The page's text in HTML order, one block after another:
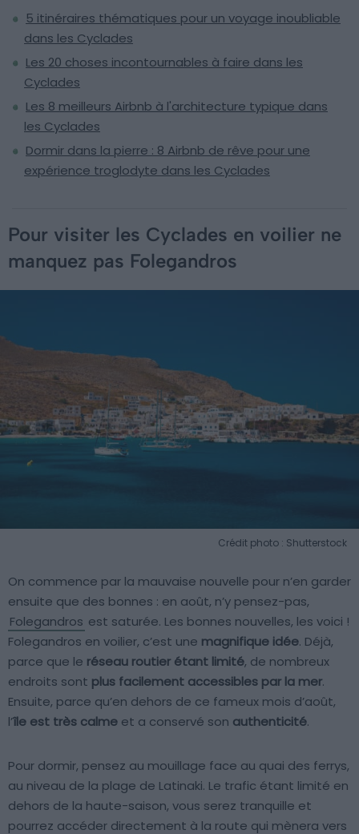
5 itinéraires thématiques pour un voyage inoubliable
dans les Cyclades
Les 20 choses incontournables à faire dans les
Cyclades
Les 8 meilleurs Airbnb à l'architecture typique dans
les Cyclades
Dormir dans la pierre : 8 Airbnb de rêve pour une
expérience troglodyte dans les Cyclades
Pour visiter les Cyclades en voilier ne
manquez pas Folegandros
Crédit photo : Shutterstock
On commence par la mauvaise nouvelle pour n’en garder
ensuite que des bonnes : en août, n’y pensez-pas,
Folegandros est saturée. Les bonnes nouvelles, les voici !
Folegandros en voilier, c’est une magnifique idée. Déjà,
parce que le réseau routier étant limité, de nombreux
endroits sont plus facilement accessibles par la mer.
Ensuite, parce qu’en dehors de ce fameux mois d’août,
l’île est très calme et a conservé son authenticité.
Pour dormir, pensez au mouillage face au quai des ferrys,
au niveau de la plage de Latinaki. Le trafic étant limité en
dehors de la haute-saison, vous serez tranquille et
pourrez accéder directement à la route qui mènera vers